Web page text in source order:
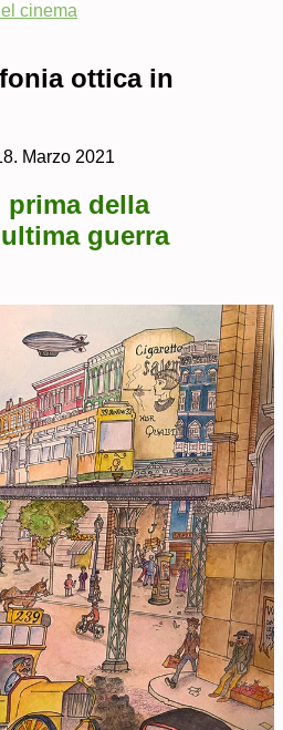
cinema
ottica in
Marzo 2021
prima della
guerra